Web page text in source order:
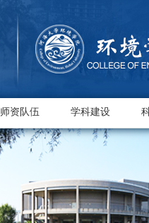
师资队伍 学科建设